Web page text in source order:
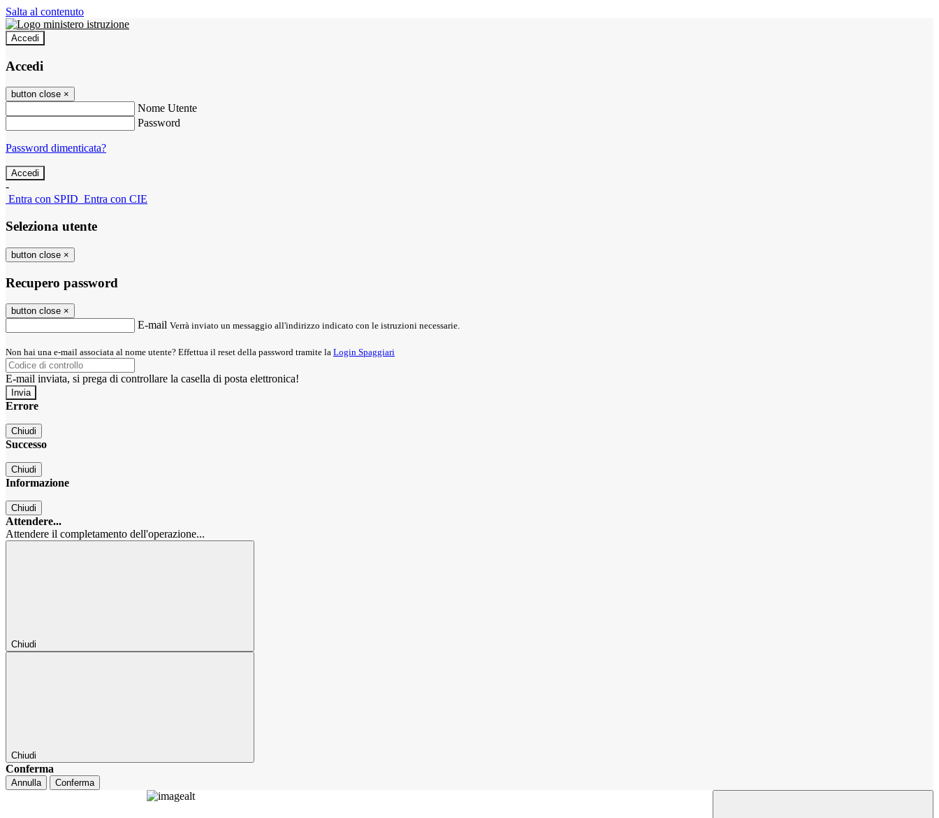
Salta al contenuto
Accedi
Accedi
button close ×
Nome Utente
Password
Password dimenticata?
-
Entra con SPID Entra con CIE
Seleziona utente
button close ×
Recupero password
button close ×
E-mail Verrà inviato un messaggio all'indirizzo indicato con le istruzioni necessarie.
Non hai una e-mail associata al nome utente? Effettua il reset della password tramite la Login Spaggiari
E-mail inviata, si prega di controllare la casella di posta elettronica!
Errore
Chiudi
Successo
Chiudi
Informazione
Chiudi
Attendere...
Attendere il completamento dell'operazione...
Chiudi
Chiudi
Conferma
Annulla Conferma